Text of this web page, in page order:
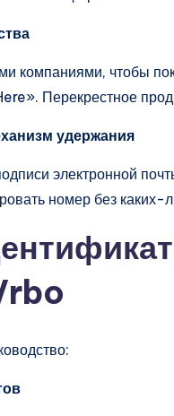
компаниями, чтобы
Перекрестное
удержания
электронной
номер без каких-